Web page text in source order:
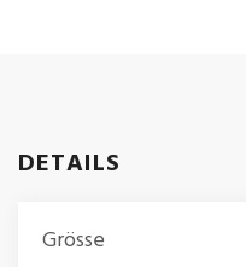
DETAILS
Grösse